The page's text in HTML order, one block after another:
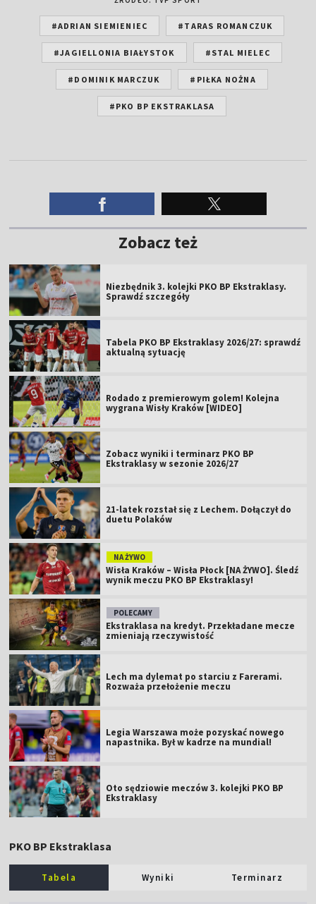
#ADRIAN SIEMIENIEC #TARAS ROMANCZUK
#JAGIELLONIA BIAŁYSTOK #STAL MIELEC
#DOMINIK MARCZUK #PIŁKA NOŻNA
#PKO BP EKSTRAKLASA
Zobacz też
Niezbędnik 3. kolejki PKO BP Ekstraklasy.
Sprawdź szczegóły
Tabela PKO BP Ekstraklasy 2026/27: sprawdź
aktualną sytuację
Rodado z premierowym golem! Kolejna
wygrana Wisły Kraków [WIDEO]
Zobacz wyniki i terminarz PKO BP
Ekstraklasy w sezonie 2026/27
21-latek rozstał się z Lechem. Dołączył do
duetu Polaków
NA ŻYWO
Wisła Kraków – Wisła Płock [NA ŻYWO]. Śledź
wynik meczu PKO BP Ekstraklasy!
POLECAMY
Ekstraklasa na kredyt. Przekładane mecze
zmieniają rzeczywistość
Lech ma dylemat po starciu z Farerami.
Rozważa przełożenie meczu
Legia Warszawa może pozyskać nowego
napastnika. Był w kadrze na mundial!
Oto sędziowie meczów 3. kolejki PKO BP
Ekstraklasy
PKO BP Ekstraklasa
Tabela Wyniki Terminarz